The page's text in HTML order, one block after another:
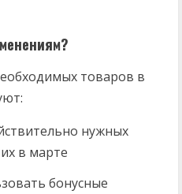
товаров в
нужных
в марте
бонусные